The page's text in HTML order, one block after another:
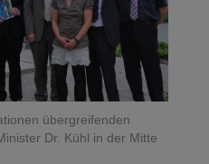
übergreifenden
Dr. Kühl in der Mitte